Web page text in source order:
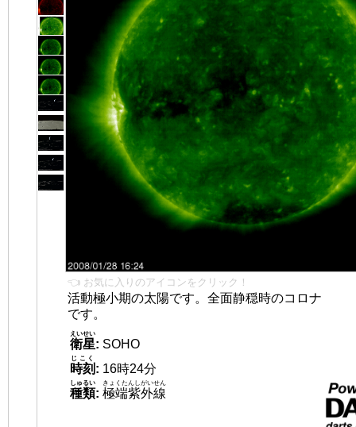
👈 お気に入りのアイコンをクリック！
活動極小期の太陽です。全面静穏時のコロナ
です。
衛星
えいせい
: SOHO
時刻
じこく
: 16時24分
種類
しゅるい
: 極端紫外線
きょくたんしがいせん